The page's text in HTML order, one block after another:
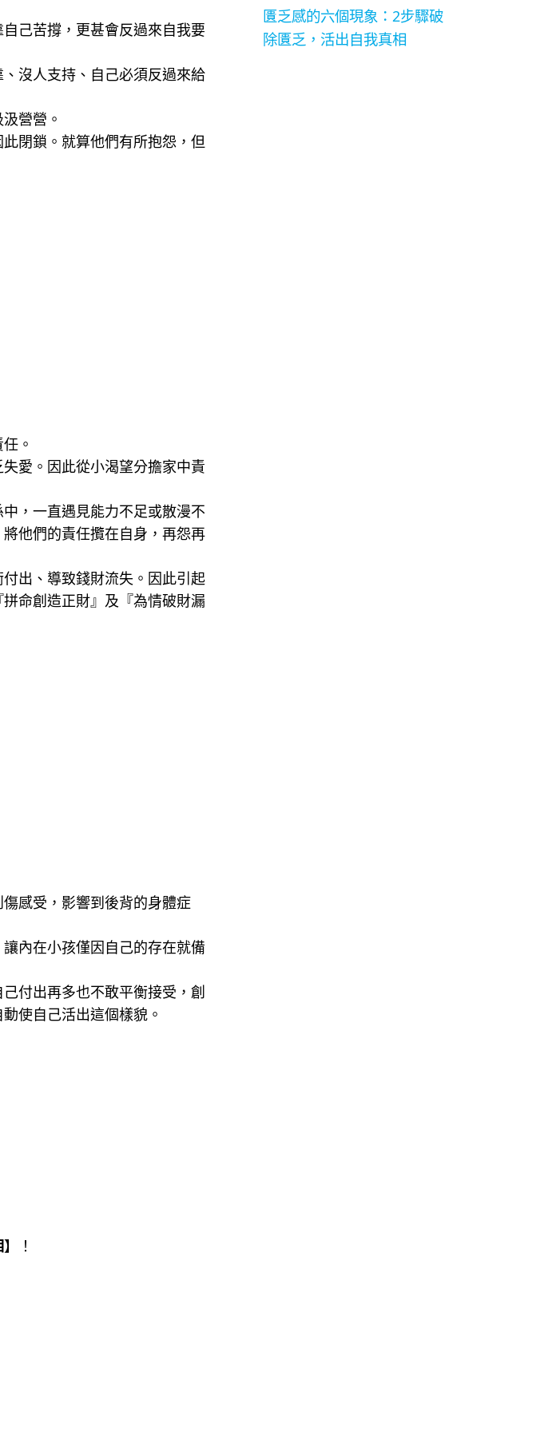
己苦撐，更甚會反過來自我要
沒人支持、自己必須反過來給
營營。
閉鎖。就算他們有所抱怨，但
。
愛。因此從小渴望分擔家中責
，一直遇見能力不足或散漫不
他們的責任攬在自身，再怨再
出、導致錢財流失。因此引起
命創造正財』及『為情破財漏
感受，影響到後背的身體症
內在小孩僅因自己的存在就備
付出再多也不敢平衡接受，創
使自己活出這個樣貌。
】！
匱乏感的六個現象：2步驟破
除匱乏，活出自我真相